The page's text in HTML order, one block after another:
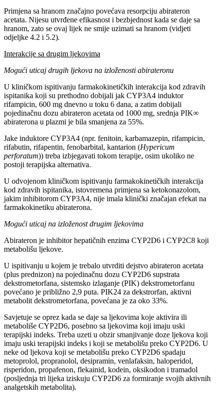
Primjena sa hranom značajno povećava resorpciju abirateron
acetata. Nijesu utvrđene efikasnost i bezbjednost kada se daje sa
hranom, zato se ovaj lijek ne smije uzimati sa hranom (vidjeti
odjeljke 4.2 i 5.2).
Interakcije sa drugim ljekovima
Mogući uticaj drugih ljekova na izloženosti abirateronu
U kliničkom ispitivanju farmakokinetičkih interakcija kod zdravih
ispitanika koji su prethodno dobijali jak CYP3A4 induktor
rifampicin, 600 mg dnevno u toku 6 dana, a zatim dobijali
pojedinačnu dozu abirateron acetata od 1000 mg, srednja PIK∞
abiraterona u plazmi je bila smanjena za 55%.
Jake induktore CYP3A4 (npr. fenitoin, karbamazepin, rifampicin,
rifabutin, rifapentin, fenobarbital, kantarion (Hypericum
perforatum)) treba izbjegavati tokom terapije, osim ukoliko ne
postoji terapijska alternativa.
U odvojenom kliničkom ispitivanju farmakokinetičkih interakcija
kod zdravih ispitanika, istovremena primjena sa ketokonazolom,
jakim inhibitorom CYP3A4, nije imala klinički značajan efekat na
farmakokinetiku abiraterona.
Mogući uticaj na izloženost drugim ljekovima
Abirateron je inhibitor hepatičnih enzima CYP2D6 i CYP2C8 koji
metabolišu ljekove.
U ispitivanju u kojem je trebalo utvrditi dejstvo abirateron acetata
(plus prednizon) na pojedinačnu dozu CYP2D6 supstrata
dekstrometorfana, sistemsko izlaganje (PIK) dekstrometorfanu
povećano je približno 2,9 puta. PIK24 za dekstrorfan, aktivni
metabolit dekstrometorfana, povećana je za oko 33%.
Savjetuje se oprez kada se daje sa ljekovima koje aktivira ili
metaboliše CYP2D6, posebno sa ljekovima koji imaju uski
terapijski indeks. Treba uzeti u obzir smanjivanje doze ljekova koji
imaju uski terapijski indeks i koji se metabolišu preko CYP2D6. U
neke od ljekova koji se metabolišu preko CYP2D6 spadaju
metoprolol, propranolol, desipramin, venlafaksin, haloperidol,
risperidon, propafenon, flekainid, kodein, oksikodon i tramadol
(posljednja tri lijeka iziskuju CYP2D6 za formiranje svojih aktivnih
analgetskih metabolita).